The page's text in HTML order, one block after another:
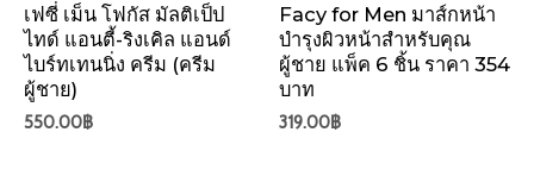
เฟซี่ เม็น โฟกัส มัลติเป็ป
ไทด์ แอนตี้-ริงเคิล แอนด์
ไบร์ทเทนนิ่ง ครีม (ครีม
ผู้ชาย)
550.00฿
Facy for Men มาส์กหน้า
บำรุงผิวหน้าสำหรับคุณ
ผู้ชาย แพ็ค 6 ชิ้น ราคา 354
บาท
319.00฿